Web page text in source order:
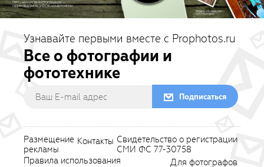
Узнавайте первыми вместе с Prophotos.ru
Все о фотографии и
фототехнике
Подписаться
Размещение
рекламы
Контакты Свидетельство о регистрации
СМИ ФС 77-30758
Правила использования
Для фотографов